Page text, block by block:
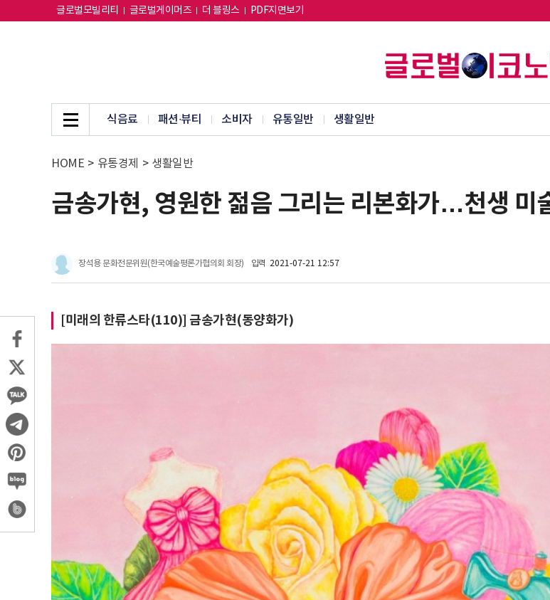
글로벌모빌리티 글로벌게이머즈 더 블링스 PDF지면보기
식음료 패션∙뷰티 소비자 유통일반 생활일반
HOME > 유통경제 > 생활일반
금송가현, 영원한 젊음 그리는 리본화가…천생 미
장석용 문화전문위원(한국예술평론가협의회 회장) 입력 2021-07-21 12:57
[미래의 한류스타(110)] 금송가현(동양화가)